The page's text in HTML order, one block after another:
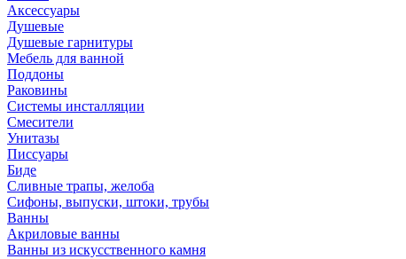
Аксессуары
Душевые
Душевые гарнитуры
Мебель для ванной
Поддоны
Раковины
Системы инсталляции
Смесители
Унитазы
Писсуары
Биде
Сливные трапы, желоба
Сифоны, выпуски, штоки, трубы
Ванны
Акриловые ванны
Ванны из искусственного камня